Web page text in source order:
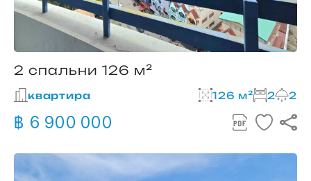
2 спальни 126 м²
квартира 126 м² 2 2
฿ 6 900 000